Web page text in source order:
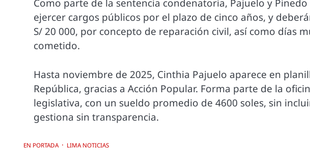
Como parte de la sentencia condenatoria, Pajuelo y
ejercer cargos públicos por el plazo de cinco años, y
S/ 20 000, por concepto de reparación civil, así como días
cometido.
Hasta noviembre de 2025, Cinthia Pajuelo aparece en
República, gracias a Acción Popular. Forma parte de la
legislativa, con un sueldo promedio de 4600 soles, sin
gestiona sin transparencia.
EN PORTADA LIMA NOTICIAS